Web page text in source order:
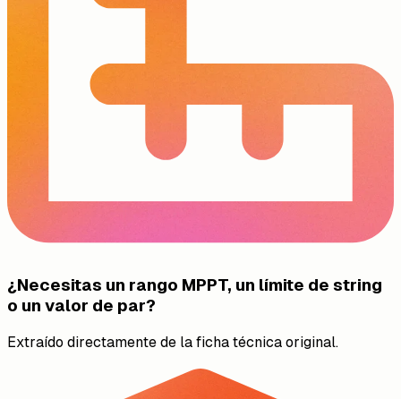
¿Necesitas un rango MPPT, un límite de string
o un valor de par?
Extraído directamente de la ficha técnica original.